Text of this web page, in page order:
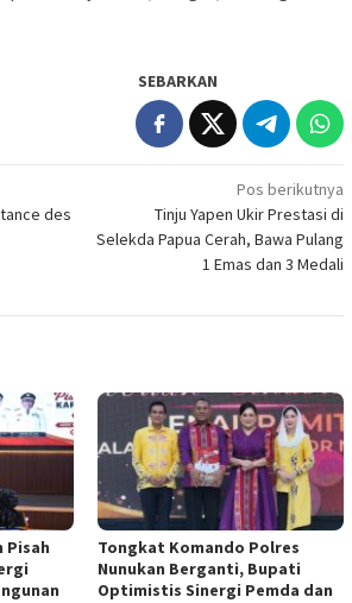
SEBARKAN
des
Pos berikutnya
Tinju Yapen Ukir Prestasi di
Selekda Papua Cerah, Bawa Pulang
1 Emas dan 3 Medali
Pisah
Tongkat Komando Polres
Nunukan Berganti, Bupati
Optimistis Sinergi Pemda dan